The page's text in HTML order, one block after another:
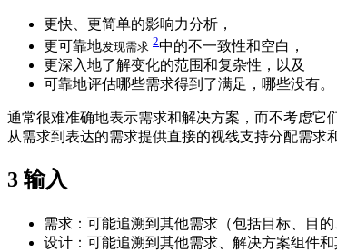
更快、更简单的影响力分析，
更可靠地发现需求 2中的不一致性和空白，
更深入地了解变化的范围和复杂性，以及
可靠地评估哪些需求得到了满足，哪些没有。
通常很难准确地表示需求和解决方案，而不考虑它
从需求到表达的需求提供直接的视线支持分配需求
3 输入
需求：可能追溯到其他需求（包括目标、目的
设计：可能追溯到其他需求、解决方案组件和